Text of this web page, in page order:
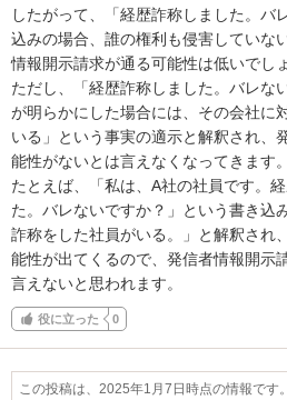
したがって、「経歴詐称しました。バ
込みの場合、誰の権利も侵害していな
情報開示請求が通る可能性は低いでしょ
ただし、「経歴詐称しました。バレな
が明らかにした場合には、その会社に
いる」という事実の適示と解釈され、
能性がないとは言えなくなってきます。
たとえば、「私は、A社の社員です。
た。バレないですか？」という書き込
詐称をした社員がいる。」と解釈され
能性が出てくるので、発信者情報開示
言えないと思われます。
役に立った 0
この投稿は、2025年1月7日時点の情報です。